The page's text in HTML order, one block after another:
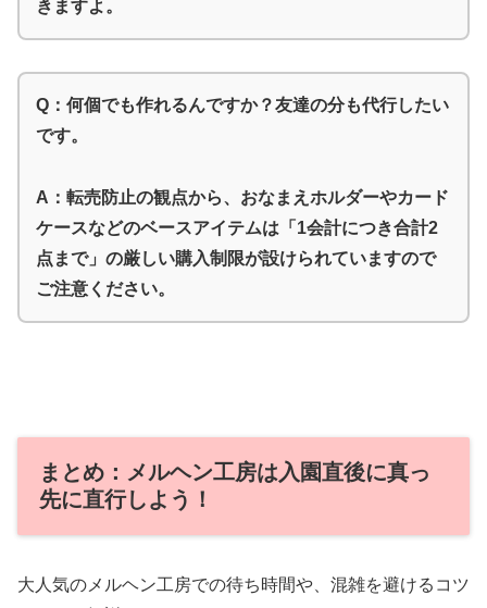
きますよ。
Q：何個でも作れるんですか？友達の分も代行したい
です。
A：転売防止の観点から、おなまえホルダーやカード
ケースなどのベースアイテムは「1会計につき合計2
点まで」の厳しい購入制限が設けられていますので
ご注意ください。
まとめ：メルヘン工房は入園直後に真っ
先に直行しよう！
大人気のメルヘン工房での待ち時間や、混雑を避けるコツ